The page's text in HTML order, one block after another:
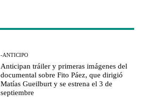
-ANTICIPO
Anticipan tráiler y primeras imágenes del
documental sobre Fito Páez, que dirigió
Matías Gueilburt y se estrena el 3 de
septiembre